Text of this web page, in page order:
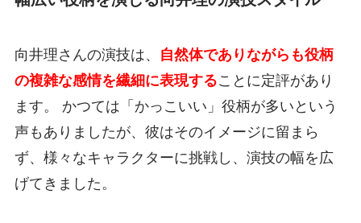
向井理さんの演技は、
自然体でありながらも役柄
の複雑な感情を繊細に表現することに定評があり
ます。 かつては「かっこいい」役柄が多いという
声もありましたが、彼はそのイメージに留まら
ず、様々なキャラクターに挑戦し、演技の幅を広
げてきました。